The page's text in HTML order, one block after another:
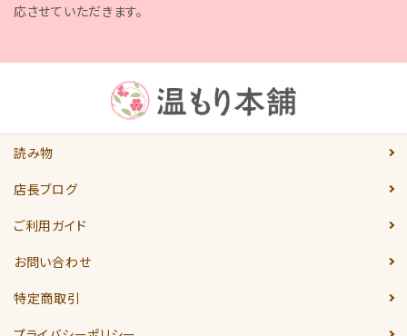
応させていただきます。
読み物
店長ブログ
ご利用ガイド
お問い合わせ
特定商取引